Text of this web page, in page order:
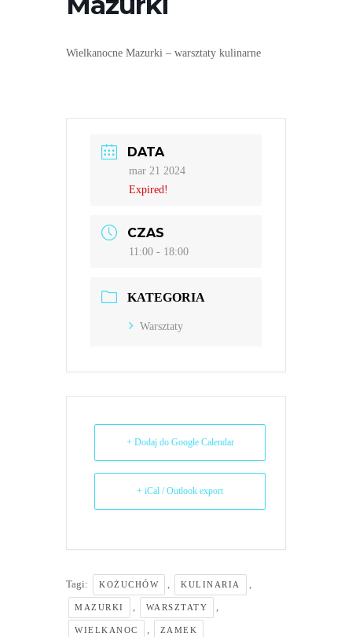
Wielkanocne Mazurki – warsztaty kulinarne
DATA
mar 21 2024
Expired!
CZAS
11:00 - 18:00
KATEGORIA
Warsztaty
+ Dodaj do Google Calendar
+ iCal / Outlook export
Tagi: KOŻUCHÓW , KULINARIA ,
MAZURKI , WARSZTATY ,
WIELKANOC , ZAMEK